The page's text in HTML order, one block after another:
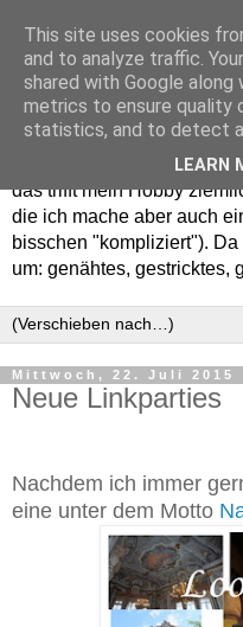
Willkommen in meinem
das trifft mein Hobby
die ich mache aber auch
bisschen "kompliziert").
um: genähtes, gestricktes,
Mittwoch, 22. Juli 2015
Neue Linkparties
Nachdem ich immer
eine unter dem Motto
This site uses cookies
and to analyze traffic.
shared with Google
metrics to ensure quality
statistics, and to detect
LEARN